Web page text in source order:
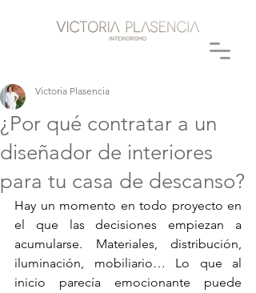
¿Por qué contratar a un
diseñador de interiores
para tu casa de descanso?
Victoria Plasencia
Hay un momento en todo proyecto en
el que las decisiones empiezan a
acumularse. Materiales, distribución,
iluminación, mobiliario… Lo que al
inicio parecía emocionante puede